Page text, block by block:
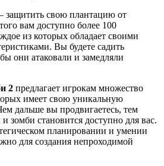
защитить свою плантацию от
вам доступно более 100
из которых обладает своими
Вы будете садить
они атаковали и замедляли
2 предлагает игрокам множество
имеет свою уникальную
дальше вы продвигаетесь, тем
зомби становится доступно для вас.
планировании и умении
для создания непроходимой